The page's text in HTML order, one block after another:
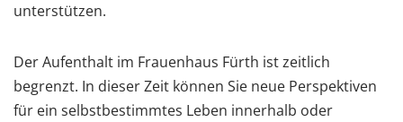
unterstützen.
Der Aufenthalt im Frauenhaus Fürth ist zeitlich
begrenzt. In dieser Zeit können Sie neue Perspektiven
für ein selbstbestimmtes Leben innerhalb oder